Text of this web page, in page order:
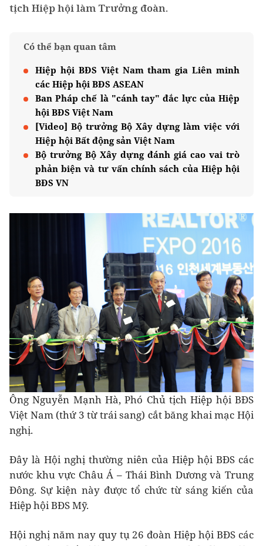
tịch Hiệp hội làm Trưởng đoàn.
Có thể bạn quan tâm
Hiệp hội BĐS Việt Nam tham gia Liên minh
các Hiệp hội BĐS ASEAN
Ban Pháp chế là "cánh tay" đắc lực của Hiệp
hội BĐS Việt Nam
[Video] Bộ trưởng Bộ Xây dựng làm việc với
Hiệp hội Bất động sản Việt Nam
Bộ trưởng Bộ Xây dựng đánh giá cao vai trò
phản biện và tư vấn chính sách của Hiệp hội
BĐS VN
Ông Nguyễn Mạnh Hà, Phó Chủ tịch Hiệp hội BĐS
Việt Nam (thứ 3 từ trái sang) cắt băng khai mạc Hội
nghị.
Đây là Hội nghị thường niên của Hiệp hội BĐS các
nước khu vực Châu Á – Thái Bình Dương và Trung
Đông. Sự kiện này được tổ chức từ sáng kiến của
Hiệp hội BĐS Mỹ.
Hội nghị năm nay quy tụ 26 đoàn Hiệp hội BĐS các